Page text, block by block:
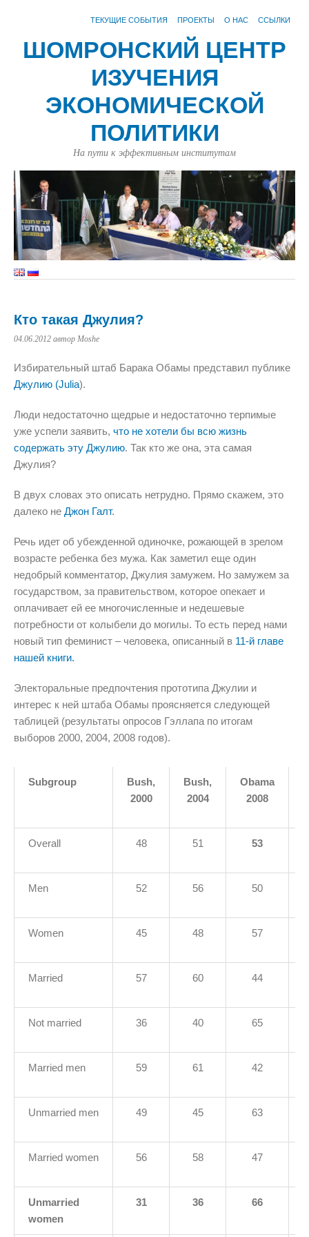
ТЕКУЩИЕ СОБЫТИЯ ПРОЕКТЫ О НАС ССЫЛКИ
ШОМРОНСКИЙ ЦЕНТР
ИЗУЧЕНИЯ
ЭКОНОМИЧЕСКОЙ
ПОЛИТИКИ
На пути к эффективным институтам
Кто такая Джулия?
04.06.2012 автор Moshe
Избирательный штаб Барака Обамы представил публике
Джулию (Julia).
Люди недостаточно щедрые и недостаточно терпимые
уже успели заявить, что не хотели бы всю жизнь
содержать эту Джулию. Так кто же она, эта самая
Джулия?
В двух словах это описать нетрудно. Прямо скажем, это
далеко не Джон Галт.
Речь идет об убежденной одиночке, рожающей в зрелом
возрасте ребенка без мужа. Как заметил еще один
недобрый комментатор, Джулия замужем. Но замужем за
государством, за правительством, которое опекает и
оплачивает ей ее многочисленные и недешевые
потребности от колыбели до могилы. То есть перед нами
новый тип феминист – человека, описанный в 11-й главе
нашей книги.
Электоральные предпочтения прототипа Джулии и
интерес к ней штаба Обамы проясняется следующей
таблицей (результаты опросов Гэллапа по итогам
выборов 2000, 2004, 2008 годов).
Subgroup
Bush,
2000
Bush,
2004
Obama
2008
Overall 48 51 53
Men 52 56 50
Women 45 48 57
Married 57 60 44
Not married 36 40 65
Married men 59 61 42
Unmarried men 49 45 63
Married women 56 58 47
Unmarried
women
31 36 66